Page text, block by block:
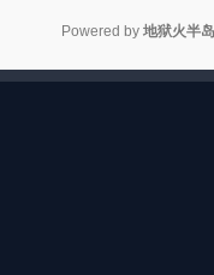
Powered by 地狱火半